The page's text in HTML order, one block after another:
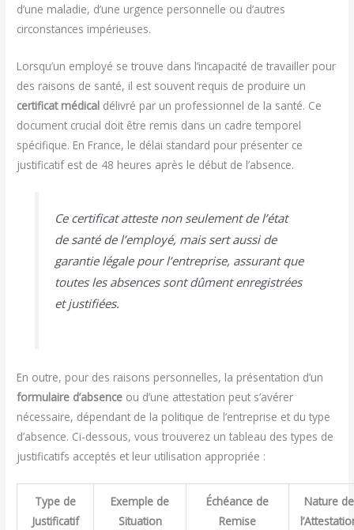
d’une maladie, d’une urgence personnelle ou d’autres
circonstances impérieuses.
Lorsqu’un employé se trouve dans l’incapacité de travailler pour
des raisons de santé, il est souvent requis de produire un
certificat médical délivré par un professionnel de la santé. Ce
document crucial doit être remis dans un cadre temporel
spécifique. En France, le délai standard pour présenter ce
justificatif est de 48 heures après le début de l’absence.
Ce certificat atteste non seulement de l’état
de santé de l’employé, mais sert aussi de
garantie légale pour l’entreprise, assurant que
toutes les absences sont dûment enregistrées
et justifiées.
En outre, pour des raisons personnelles, la présentation d’un
formulaire d’absence ou d’une attestation peut s’avérer
nécessaire, dépendant de la politique de l’entreprise et du type
d’absence. Ci-dessous, vous trouverez un tableau des types de
justificatifs acceptés et leur utilisation appropriée :
Type de
Justificatif
Exemple de
Situation
Échéance de
Remise
Nature de